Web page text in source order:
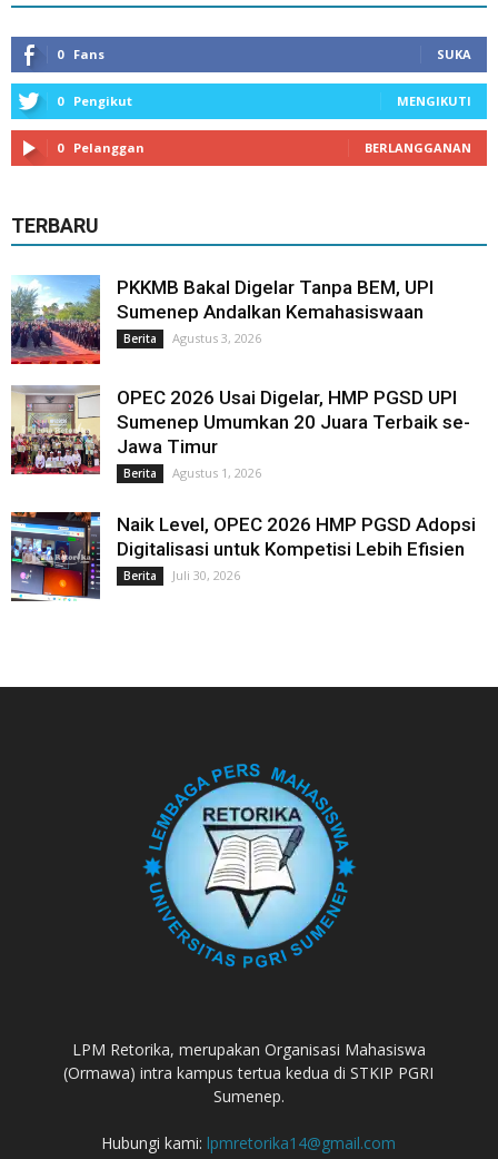
0 Fans SUKA
0 Pengikut MENGIKUTI
0 Pelanggan BERLANGGANAN
TERBARU
PKKMB Bakal Digelar Tanpa BEM, UPI
Sumenep Andalkan Kemahasiswaan
Berita Agustus 3, 2026
OPEC 2026 Usai Digelar, HMP PGSD UPI
Sumenep Umumkan 20 Juara Terbaik se-
Jawa Timur
Berita Agustus 1, 2026
Naik Level, OPEC 2026 HMP PGSD Adopsi
Digitalisasi untuk Kompetisi Lebih Efisien
Berita Juli 30, 2026
LPM Retorika, merupakan Organisasi Mahasiswa
(Ormawa) intra kampus tertua kedua di STKIP PGRI
Sumenep.
Hubungi kami: lpmretorika14@gmail.com